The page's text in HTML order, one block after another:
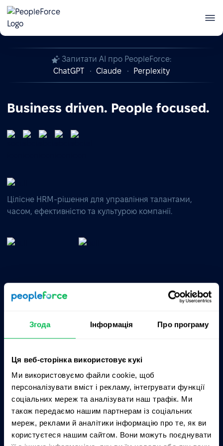
Згода Інформація Про програму
Ця веб-сторінка використовує кукі
Ми використовуємо файли cookie, щоб
персоналізувати вміст і рекламу, інтегрувати функції
соціальних мереж та аналізувати наш трафік. Ми
також передаємо нашим партнерам із соціальних
мереж, реклами й аналітики інформацію про те, як ви
користуєтеся нашим сайтом. Вони можуть поєднувати
Автоматизація кадрового обліку в Україні —
презентація PeopleForce Kadry
Запитати AI про PeopleForce:
ChatGPT
Claude Perplexity
Business driven. People focused.
Цілісне HRM-рішення для управління талантами,
часом, ефективністю та культурою компанії.
Продукти
Kadry
CoreHR
Recruit
Perform
Desk
Ціни
Партнери
Інтеграції
Кар’єрний сайт
Контакти